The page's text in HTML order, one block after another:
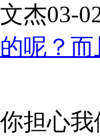
杰03-
呢？
担心